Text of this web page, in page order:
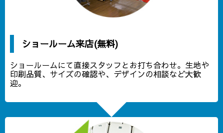
ショールーム来店(無料)
ショールームにて直接スタッフとお打ち合わせ。生地や
印刷品質、サイズの確認や、デザインの相談など大歓
迎。